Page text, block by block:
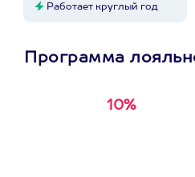
Работает круглый год
Программа
10%